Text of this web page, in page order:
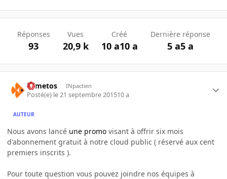
Réponses
93
Vues
20,9 k
Créé
10 a10 a
Dernière réponse
5 a5 a
Armetos INpactien
Posté(e) le 21 septembre 201510 a
AUTEUR
Nous avons lancé une promo visant à offrir six mois
d'abonnement gratuit à notre cloud public ( réservé aux cent
premiers inscrits ).
Pour toute question vous pouvez joindre nos équipes à